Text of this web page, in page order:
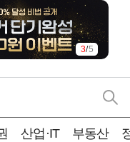
3/5
산업·IT 부동산